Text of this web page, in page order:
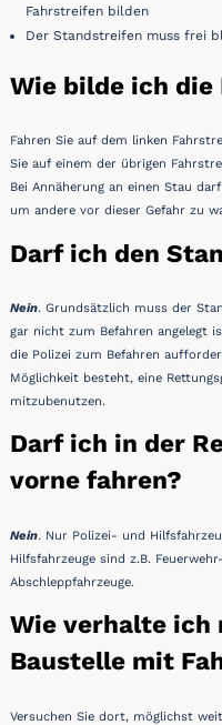
Fahrstreifen bilden
Der Standstreifen muss frei
Wie bilde ich die
Fahren Sie auf dem linken
Sie auf einem der übrigen
Bei Annäherung an einen Stau
um andere vor dieser Gefahr zu
Darf ich den
Nein. Grundsätzlich muss der
gar nicht zum Befahren angelegt
die Polizei zum Befahren
Möglichkeit besteht, eine
mitzubenutzen.
Darf ich in der
vorne fahren?
Nein. Nur Polizei- und
Hilfsfahrzeuge sind z.B.
Abschleppfahrzeuge.
Wie verhalte ich
Baustelle mit
Versuchen Sie dort, möglichst